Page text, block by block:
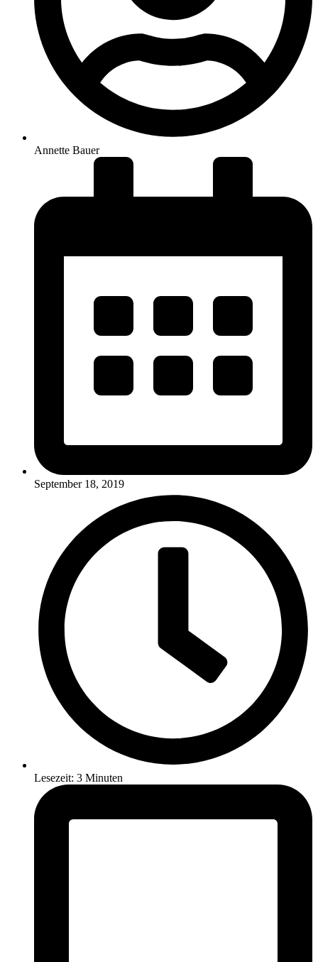
Annette Bauer
September 18, 2019
Lesezeit: 3 Minuten